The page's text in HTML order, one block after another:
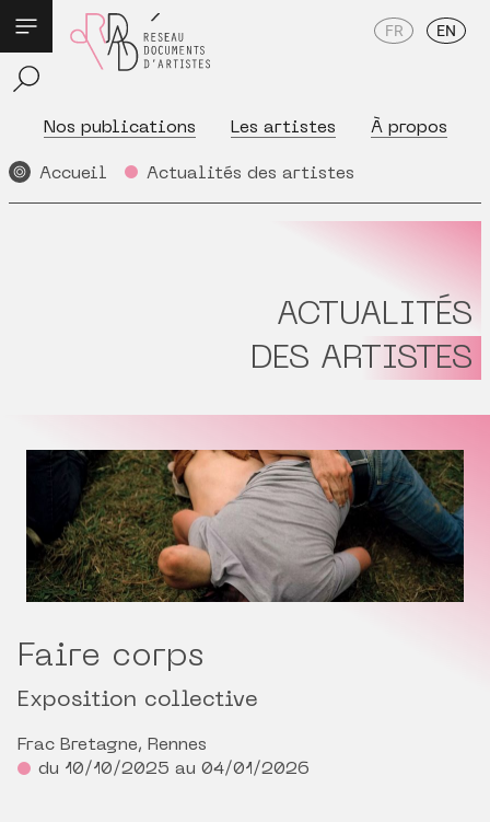
Nos publications Les artistes À propos
FR EN
Accueil Actualités des artistes
ACTUALITÉS
DES ARTISTES
Faire corps
Exposition collective
Frac Bretagne, Rennes
du 10/10/2025 au 04/01/2026